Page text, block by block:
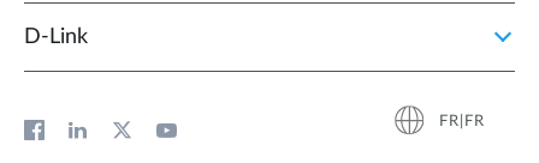
D‑Link
FR|FR